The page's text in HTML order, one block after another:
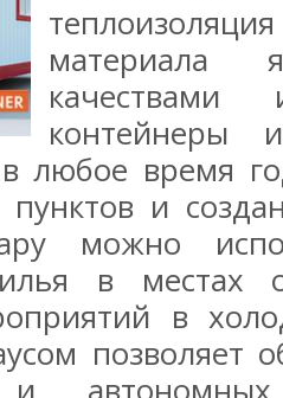
материала
качествами
контейнеры
в любое время
и
можно
в местах
в
позволяет